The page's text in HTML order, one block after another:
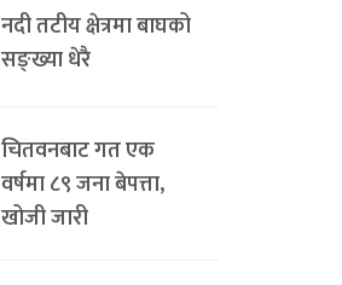
नदी तटीय क्षेत्रमा बाघको
सङ्ख्या धेरै
चितवनबाट गत एक
वर्षमा ८९ जना बेपत्ता,
खोजी जारी